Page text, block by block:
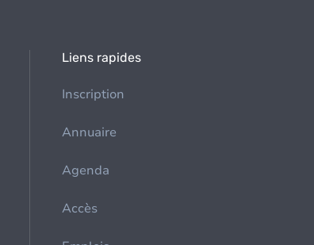
Liens rapides
Inscription
Annuaire
Agenda
Accès